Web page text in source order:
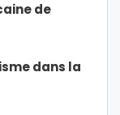
de
dans la